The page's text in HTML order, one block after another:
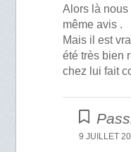
Alors là nous
même avis .
Mais il est
été très bien
chez lui fait
9 JUILLET